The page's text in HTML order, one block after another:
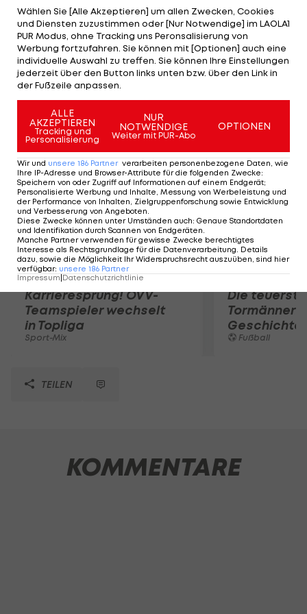
"Aber nichts kann das Training auf der Strecke
ersetzen", so Wurz, der weiß: "Es ist eine Saison
zum Lernen." In Silverstone will der
Niederösterreicher dennoch mitmischen: "Es wird
nicht einfach, aber wir wollen in Silverstone aufs
Podest."
Mehr zum Thema
Karrieresprung! ÖVV-
Teamspieler wechselt
in Topliga
Sport-Mix
Die
Tormänner
Geschichte
Fußball
TEILEN
KOMMENTARE
Wählen Sie [Alle Akzeptieren] um allen Zwecken, Cookies
und Diensten zuzustimmen oder [Nur Notwendige] im LAOLA1
PUR Modus, ohne Tracking uns Peronsalisierung von
Werbung fortzufahren. Sie können mit [Optionen] auch eine
individuelle Auswahl zu treffen. Sie können Ihre Einstellungen
jederzeit über den Button links unten bzw. über den Link in
der Fußzeile anpassen.
ALLE
AKZEPTIEREN
Tracking und
Personalisierung
NUR
NOTWENDIGE
Weiter mit PUR-Abo
OPTIONEN
Wir und unsere 186 Partner verarbeiten personenbezogene Daten, wie
Ihre IP-Adresse und Browser-Attribute für die folgenden Zwecke:
Speichern von oder Zugriff auf Informationen auf einem Endgerät;
Personalisierte Werbung und Inhalte, Messung von Werbeleistung und
der Performance von Inhalten, Zielgruppenforschung sowie Entwicklung
und Verbesserung von Angeboten.
Diese Zwecke können unter Umständen auch: Genaue Standortdaten
und Identifikation durch Scannen von Endgeräten.
Manche Partner verwenden für gewisse Zwecke berechtigtes
Interesse als Rechtsgrundlage für die Datenverarbeitung. Details
dazu, sowie die Möglichkeit Ihr Widerspruchsrecht auszuüben, sind hier
verfügbar: unsere 186 Partner
Impressum Datenschutzrichtlinie